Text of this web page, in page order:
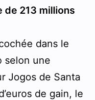
de 213 millions
dans le
selon une
Jogos de Santa
de gain, le